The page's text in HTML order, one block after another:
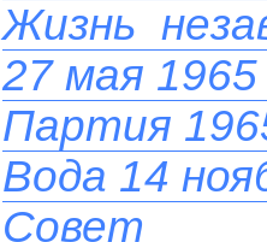
Жизнь
27 мая 1965
Партия
Вода 14
Совет